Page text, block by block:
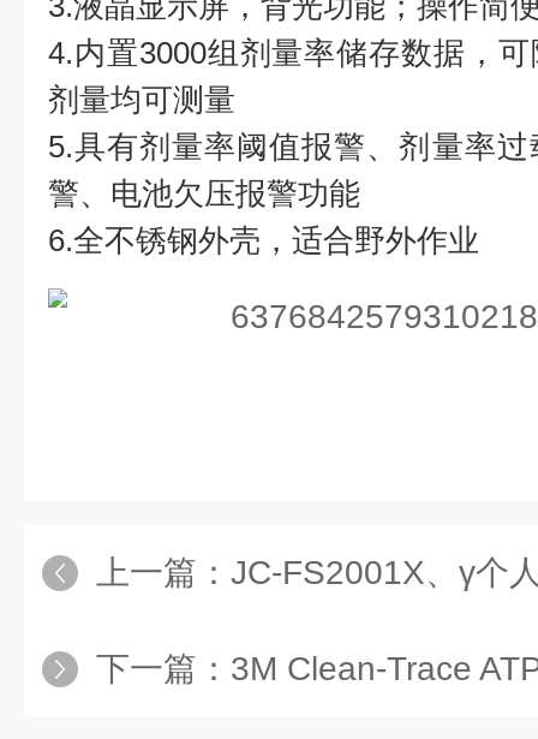
4.内置3000组剂量率储存数据，
剂量均可测量
5.具有剂量率阈值报警、剂量率
警、电池欠压报警功能
6.全不锈钢外壳，适合野外作业
上一篇： JC-FS2001X、γ个
下一篇： 3M Clean-Trace ATP LM1手持